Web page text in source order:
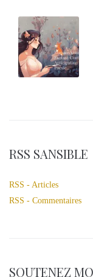
RSS SANSIBLE
RSS - Articles
RSS - Commentaires
SOUTENEZ